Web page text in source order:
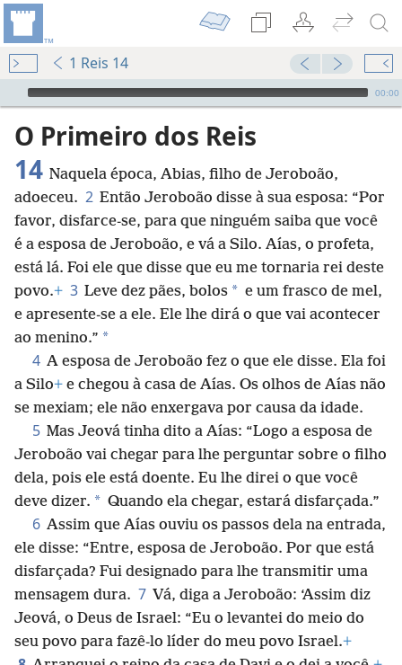
1 Reis 14
Audio Player
00:00
O Primeiro dos Reis
14 Naquela época, Abias, filho de Jeroboão,
adoeceu. 2 Então Jeroboão disse à sua esposa: “Por
favor, disfarce-se, para que ninguém saiba que você
é a esposa de Jeroboão, e vá a Silo. Aías, o profeta,
está lá. Foi ele que disse que eu me tornaria rei deste
povo.+ 3 Leve dez pães, bolos * e um frasco de mel,
e apresente-se a ele. Ele lhe dirá o que vai acontecer
ao menino.” *
4 A esposa de Jeroboão fez o que ele disse. Ela foi
a Silo+ e chegou à casa de Aías. Os olhos de Aías não
se mexiam; ele não enxergava por causa da idade.
5 Mas Jeová tinha dito a Aías: “Logo a esposa de
Jeroboão vai chegar para lhe perguntar sobre o filho
dela, pois ele está doente. Eu lhe direi o que você
deve dizer. * Quando ela chegar, estará disfarçada.”
6 Assim que Aías ouviu os passos dela na entrada,
ele disse: “Entre, esposa de Jeroboão. Por que está
disfarçada? Fui designado para lhe transmitir uma
mensagem dura. 7 Vá, diga a Jeroboão: ‘Assim diz
Jeová, o Deus de Israel: “Eu o levantei do meio do
seu povo para fazê-lo líder do meu povo Israel.+